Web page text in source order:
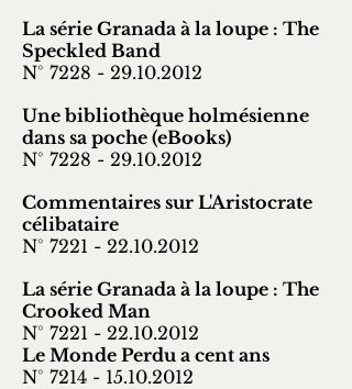
La série Granada à la loupe : The
Speckled Band
N° 7228 - 29.10.2012
Une bibliothèque holmésienne
dans sa poche (eBooks)
N° 7228 - 29.10.2012
Commentaires sur L'Aristocrate
célibataire
N° 7221 - 22.10.2012
La série Granada à la loupe : The
Crooked Man
N° 7221 - 22.10.2012
Le Monde Perdu a cent ans
N° 7214 - 15.10.2012